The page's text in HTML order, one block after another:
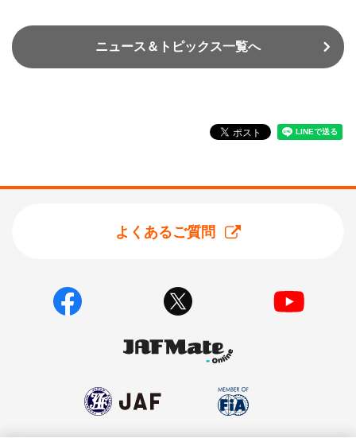
ニュース＆トピックス一覧へ
よくあるご質問